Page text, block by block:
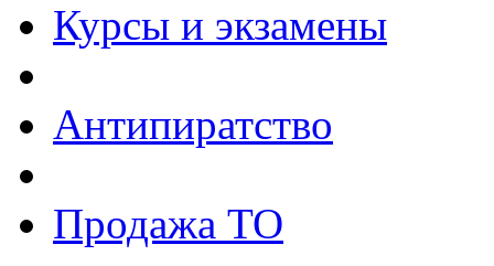
Курсы и экзамены
Антипиратство
Продажа ТО